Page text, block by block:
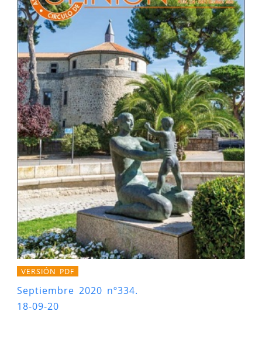
VERSIÓN PDF
Septiembre 2020 nº334.
18-09-20